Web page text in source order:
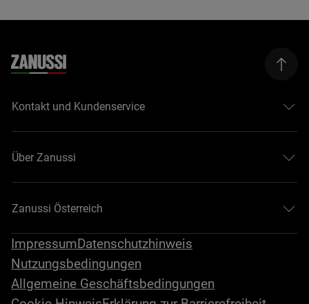
Kontakt und Kundenservice
Über Zanussi
Zanussi Österreich
ImpressumDatenschutzhinweis
Nutzungsbedingungen
Allgemeine Geschäftsbedingungen